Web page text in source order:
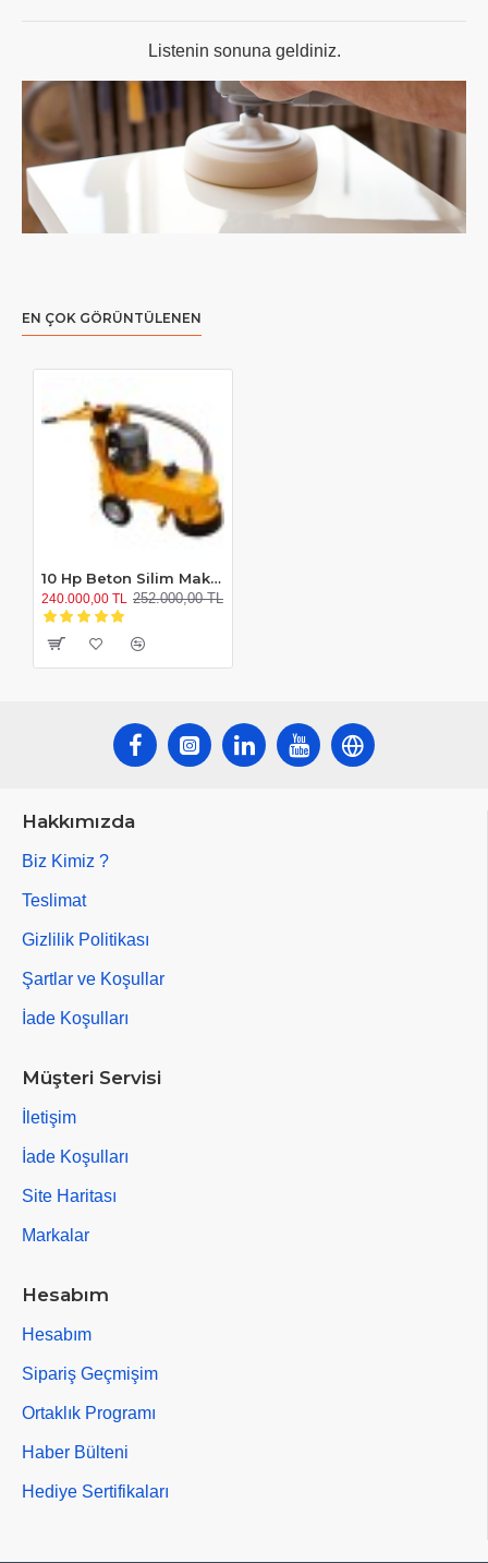
Listenin sonuna geldiniz.
EN ÇOK GÖRÜNTÜLENEN
10 Hp Beton Silim Makinesi
240.000,00 TL 252.000,00 TL
Hakkımızda
Biz Kimiz ?
Teslimat
Gizlilik Politikası
Şartlar ve Koşullar
İade Koşulları
Müşteri Servisi
İletişim
İade Koşulları
Site Haritası
Markalar
Hesabım
Hesabım
Sipariş Geçmişim
Ortaklık Programı
Haber Bülteni
Hediye Sertifikaları